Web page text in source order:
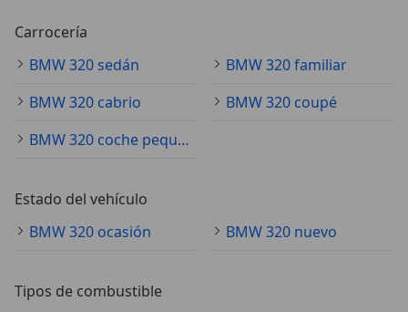
Carrocería
BMW 320 sedán
BMW 320 familiar
BMW 320 cabrio
BMW 320 coupé
BMW 320 coche pequeño
Estado del vehículo
BMW 320 ocasión
BMW 320 nuevo
Tipos de combustible